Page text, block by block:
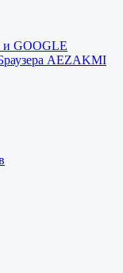
и GOOGLE
AEZAKMI